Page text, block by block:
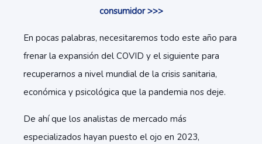
consumidor >>>
En pocas palabras, necesitaremos todo este año para
frenar la expansión del COVID y el siguiente para
recuperarnos a nivel mundial de la crisis sanitaria,
económica y psicológica que la pandemia nos deje.
De ahí que los analistas de mercado más
especializados hayan puesto el ojo en 2023,